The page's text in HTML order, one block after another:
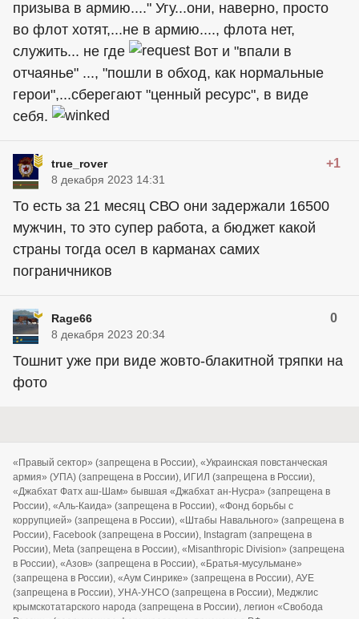
призыва в армию...." Угу...они, наверно, просто
во флот хотят,...не в армию...., флота нет,
служить... не где
Вот и "впали в
отчаянье" ..., "пошли в обход, как нормальные
герои",...сберегают "ценный ресурс", в виде
себя.
true_rover +1
8 декабря 2023 14:31
То есть за 21 месяц СВО они задержали 16500
мужчин, то это супер работа, а бюджет какой
страны тогда осел в карманах самих
пограничников
Rage66 0
8 декабря 2023 20:34
Тошнит уже при виде жовто-блакитной тряпки на
фото
«Правый сектор» (запрещена в России), «Украинская повстанческая
армия» (УПА) (запрещена в России), ИГИЛ (запрещена в России),
«Джабхат Фатх аш-Шам» бывшая «Джабхат ан-Нусра» (запрещена в
России), «Аль-Каида» (запрещена в России), «Фонд борьбы с
коррупцией» (запрещена в России), «Штабы Навального» (запрещена в
России), Facebook (запрещена в России), Instagram (запрещена в
России), Meta (запрещена в России), «Misanthropic Division» (запрещена
в России), «Азов» (запрещена в России), «Братья-мусульмане»
(запрещена в России), «Аум Синрике» (запрещена в России), АУЕ
(запрещена в России), УНА-УНСО (запрещена в России), Меджлис
крымскотатарского народа (запрещена в России), легион «Свобода